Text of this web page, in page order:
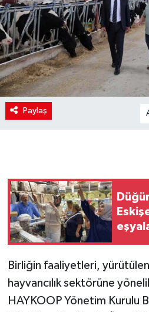
Paylaş
Birliğin faaliyetleri,
hayvancılık sektörüne
HAYKOOP Yönetim Kurulu